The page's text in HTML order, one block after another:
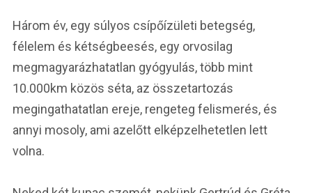
Három év, egy súlyos csípőízületi betegség,
félelem és kétségbeesés, egy orvosilag
megmagyarázhatatlan gyógyulás, több mint
10.000km közös séta, az összetartozás
megingathatatlan ereje, rengeteg felismerés, és
annyi mosoly, ami azelőtt elképzelhetetlen lett
volna.